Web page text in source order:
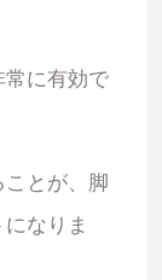
常に有効で
と が、脚
なりま